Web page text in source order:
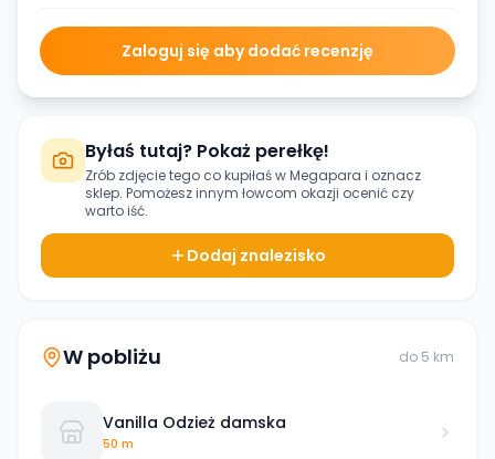
Zaloguj się aby dodać recenzję
Byłaś tutaj? Pokaż perełkę!
Zrób zdjęcie tego co kupiłaś wMegapara i oznacz
sklep. Pomożesz innym łowcom okazji ocenić czy
warto iść.
Dodaj znalezisko
W pobliżu do 5 km
Vanilla Odzież damska
50 m